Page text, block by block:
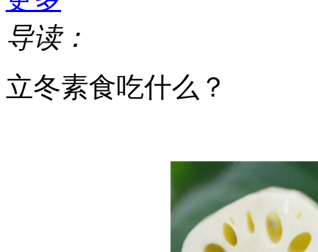
导读：
立冬素食吃什么？